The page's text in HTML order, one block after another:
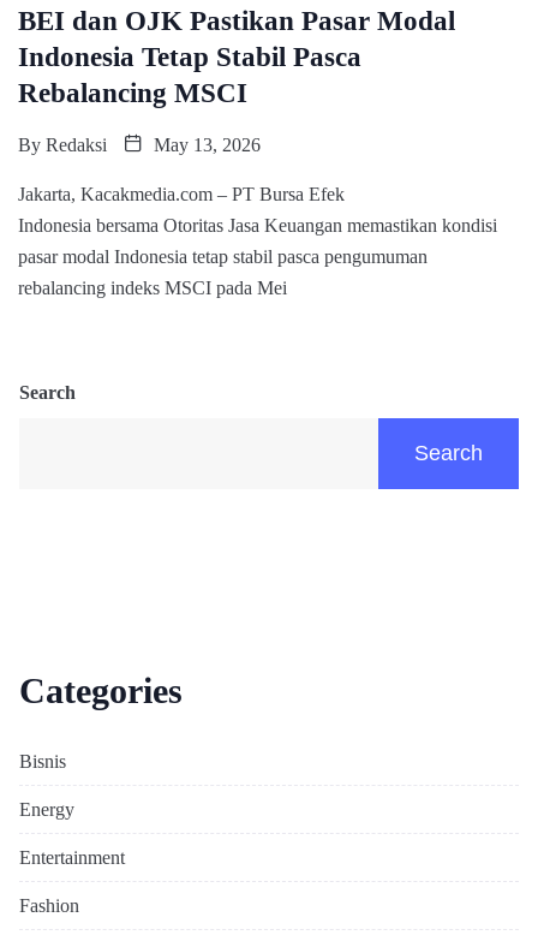
BEI dan OJK Pastikan Pasar Modal
Indonesia Tetap Stabil Pasca
Rebalancing MSCI
By Redaksi May 13, 2026
Jakarta, Kacakmedia.com – PT Bursa Efek
Indonesia bersama Otoritas Jasa Keuangan memastikan kondisi
pasar modal Indonesia tetap stabil pasca pengumuman
rebalancing indeks MSCI pada Mei
Search
Search
Categories
Bisnis
Energy
Entertainment
Fashion